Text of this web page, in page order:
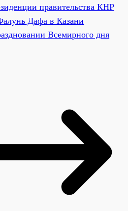
правительства КНР
Дафа в Казани
Всемирного дня